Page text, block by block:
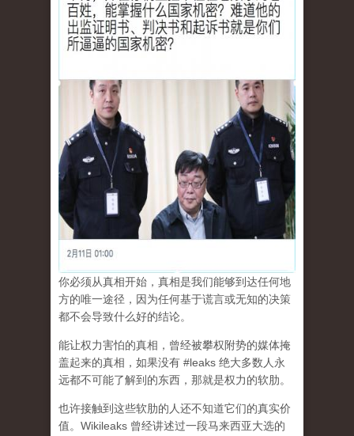
你必须从真相开始，真相是我们能够到达任何地
方的唯一途径，因为任何基于谎言或无知的决策
都不会导致什么好的结论。
能让权力害怕的真相，曾经被攀权附势的媒体掩
盖起来的真相，如果没有 #leaks 绝大多数人永
远都不可能了解到的东西，那就是权力的软肋。
也许接触到这些软肋的人还不知道它们的真实价
值。Wikileaks 曾经讲述过一段马来西亚大选的